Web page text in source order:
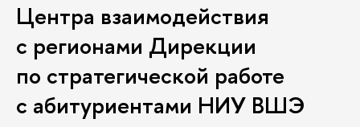
Центра взаимодействия
с регионами Дирекции
по стратегической работе
с абитуриентами НИУ ВШЭ